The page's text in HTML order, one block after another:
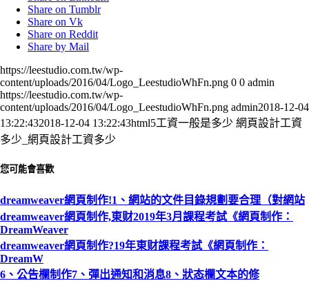
Share on Tumblr
Share on Vk
Share on Reddit
Share by Mail
https://leestudio.com.tw/wp-
content/uploads/2016/04/Logo_LeestudioWhFn.png 0 0 admin
https://leestudio.com.tw/wp-
content/uploads/2016/04/Logo_LeestudioWhFn.png admin2018-12-04
13:22:432018-12-04 13:22:43html5工資一般是多少 網頁設計工資
多少_網頁設計工資多少
您可能會喜歡
dreamweaver網頁制作!1、網站的文件目錄規劃要合理（對網站
dreamweaver網頁制作,東财2019年3月課程考試《網頁制作：
DreamWeaver
dreamweaver網頁制作?19年東财課程考試《網頁制作：
DreamW
6、公告欄制作7、彈出通知和消息8、狀态欄文本的修